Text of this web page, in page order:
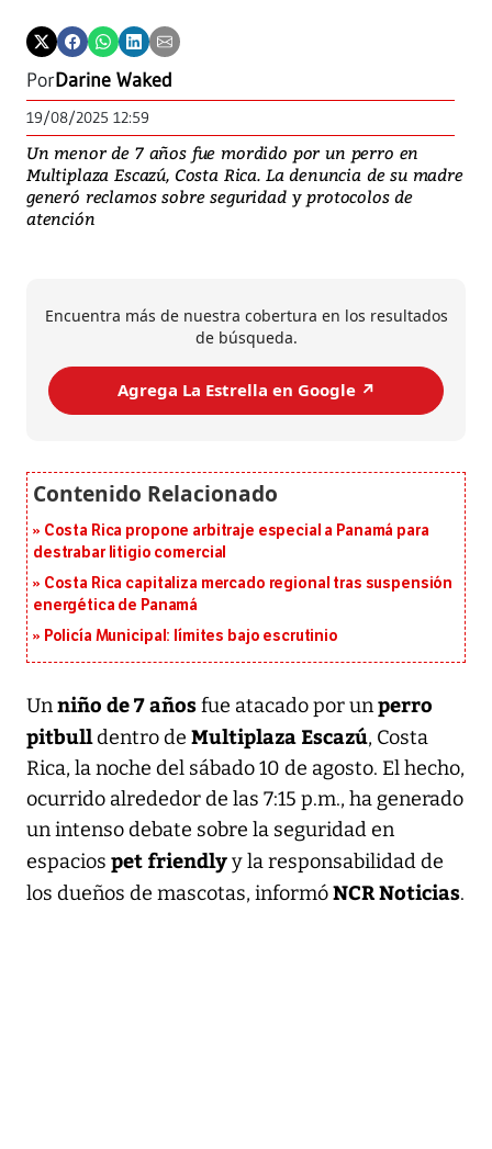
PorDarine Waked
19/08/2025 12:59
Un menor de 7 años fue mordido por un perro en
Multiplaza Escazú, Costa Rica. La denuncia de su madre
generó reclamos sobre seguridad y protocolos de
atención
Encuentra más de nuestra cobertura en los resultados
de búsqueda.
Agrega La Estrella en Google ↗️
Costa Rica propone arbitraje especial a Panamá para
destrabar litigio comercial
Costa Rica capitaliza mercado regional tras suspensión
energética de Panamá
Policía Municipal: límites bajo escrutinio
Unniño de 7 añosfue atacado por unperro
pitbulldentro de Multiplaza Escazú, Costa
Rica, la noche del sábado 10 de agosto. El hecho,
ocurrido alrededor de las 7:15 p.m., ha generado
un intenso debate sobre la seguridad en
espacios pet friendlyy la responsabilidad de
los dueños de mascotas, informóNCR Noticias.